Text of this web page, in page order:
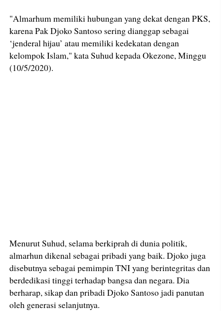
"Almarhum memiliki hubungan yang dekat dengan PKS,
karena Pak Djoko Santoso sering dianggap sebagai
‘jenderal hijau’ atau memiliki kedekatan dengan
kelompok Islam," kata Suhud kepada Okezone, Minggu
(10/5/2020).
Menurut Suhud, selama berkiprah di dunia politik,
almarhun dikenal sebagai pribadi yang baik. Djoko juga
disebutnya sebagai pemimpin TNI yang berintegritas dan
berdedikasi tinggi terhadap bangsa dan negara. Dia
berharap, sikap dan pribadi Djoko Santoso jadi panutan
oleh generasi selanjutnya.